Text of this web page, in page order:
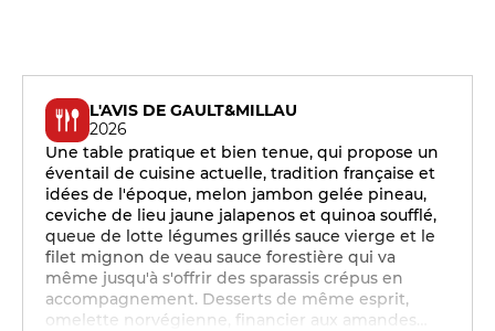
L'AVIS DE GAULT&MILLAU
2026
Une table pratique et bien tenue, qui propose un
éventail de cuisine actuelle, tradition française et
idées de l'époque, melon jambon gelée pineau,
ceviche de lieu jaune jalapenos et quinoa soufflé,
queue de lotte légumes grillés sauce vierge et le
filet mignon de veau sauce forestière qui va
même jusqu'à s'offrir des sparassis crépus en
accompagnement. Desserts de même esprit,
omelette norvégienne, financier aux amandes…